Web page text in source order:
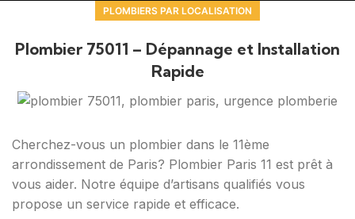
PLOMBIERS PAR LOCALISATION
Plombier 75011 – Dépannage et Installation
Rapide
Cherchez-vous un plombier dans le 11ème
arrondissement de Paris? Plombier Paris 11 est prêt à
vous aider. Notre équipe d’artisans qualifiés vous
propose un service rapide et efficace.